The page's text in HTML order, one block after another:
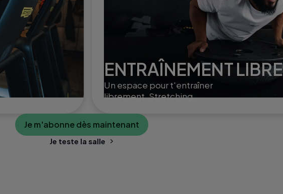
ENTRAÎNEMENT LIBRE
Un espace pour t'entraîner
librement. Stretching,
Training, selon ton rythme
et tes envies.
Je m'abonne dès maintenant
Je teste la salle